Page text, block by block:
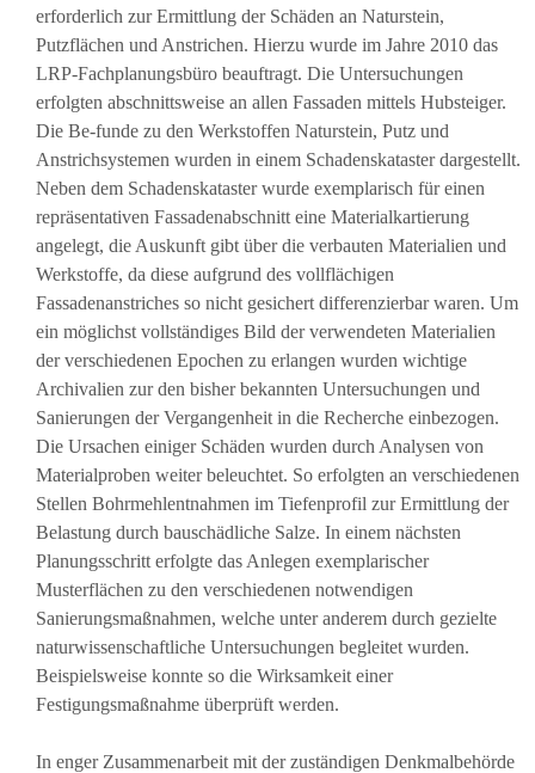
erforderlich zur Ermittlung der Schäden an Naturstein,
Putzflächen und Anstrichen. Hierzu wurde im Jahre 2010 das
LRP-Fachplanungsbüro beauftragt. Die Untersuchungen
erfolgten abschnittsweise an allen Fassaden mittels Hubsteiger.
Die Be-funde zu den Werkstoffen Naturstein, Putz und
Anstrichsystemen wurden in einem Schadenskataster dargestellt.
Neben dem Schadenskataster wurde exemplarisch für einen
repräsentativen Fassadenabschnitt eine Materialkartierung
angelegt, die Auskunft gibt über die verbauten Materialien und
Werkstoffe, da diese aufgrund des vollflächigen
Fassadenanstriches so nicht gesichert differenzierbar waren. Um
ein möglichst vollständiges Bild der verwendeten Materialien
der verschiedenen Epochen zu erlangen wurden wichtige
Archivalien zur den bisher bekannten Untersuchungen und
Sanierungen der Vergangenheit in die Recherche einbezogen.
Die Ursachen einiger Schäden wurden durch Analysen von
Materialproben weiter beleuchtet. So erfolgten an verschiedenen
Stellen Bohrmehlentnahmen im Tiefenprofil zur Ermittlung der
Belastung durch bauschädliche Salze. In einem nächsten
Planungsschritt erfolgte das Anlegen exemplarischer
Musterflächen zu den verschiedenen notwendigen
Sanierungsmaßnahmen, welche unter anderem durch gezielte
naturwissenschaftliche Untersuchungen begleitet wurden.
Beispielsweise konnte so die Wirksamkeit einer
Festigungsmaßnahme überprüft werden.
In enger Zusammenarbeit mit der zuständigen Denkmalbehörde